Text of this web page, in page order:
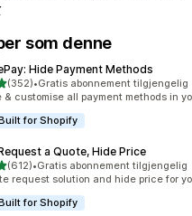
som denne
Hide Payment Methods
5 stjerner
(352)
352 omtaler
•Gratis abonnement tilgjengelig
& customise all payment methods in
for Shopify
a Quote, Hide Price
5 stjerner
(612)
612 omtaler
•Gratis abonnement tilgjengelig
request solution and hide price for
for Shopify